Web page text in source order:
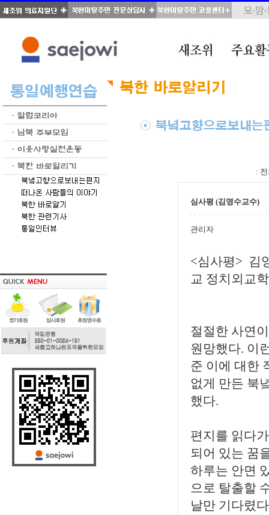
:
심사평 (김영수교수)
관리자
<심사평> 김
교 정치외교
절절한 사연
원망했다. 이
준 이에 대한
없게 만든 북
했다.
편지를 읽다
되어 있는 꿈
하루는 안면
으로 탈출할
날만 기다렸